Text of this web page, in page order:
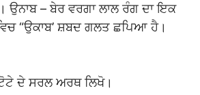
ਉਨਾਬ – ਬੇਰ ਵਰਗਾ ਲਾਲ ਰੰਗ ਦਾ ਇਕ
“ਉਕਾਬ’ ਸ਼ਬਦ ਗਲਤ ਛਪਿਆ ਹੈ।
ਦੇ ਸਰਲ ਅਰਥ ਲਿਖੋ।